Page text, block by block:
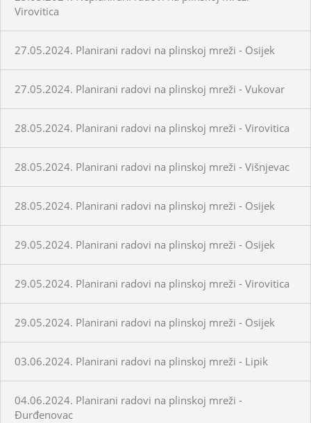
Virovitica
27.05.2024. Planirani radovi na plinskoj mreži - Osijek
27.05.2024. Planirani radovi na plinskoj mreži - Vukovar
28.05.2024. Planirani radovi na plinskoj mreži - Virovitica
28.05.2024. Planirani radovi na plinskoj mreži - Višnjevac
28.05.2024. Planirani radovi na plinskoj mreži - Osijek
29.05.2024. Planirani radovi na plinskoj mreži - Osijek
29.05.2024. Planirani radovi na plinskoj mreži - Virovitica
29.05.2024. Planirani radovi na plinskoj mreži - Osijek
03.06.2024. Planirani radovi na plinskoj mreži - Lipik
04.06.2024. Planirani radovi na plinskoj mreži -
Đurđenovac